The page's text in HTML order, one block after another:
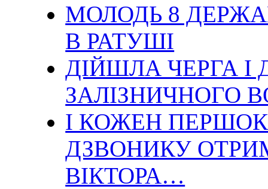
МОЛОДЬ 8
В РАТУШІ
ДІЙШЛА ЧЕРГА
ЗАЛІЗНИЧНОГО
І КОЖЕН
ДЗВОНИКУ
ВІКТОРА…